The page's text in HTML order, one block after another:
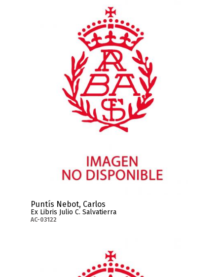
Puntís Nebot, Carlos
Ex Libris Julio C. Salvatierra
AC-03122